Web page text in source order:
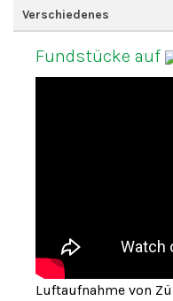
Verschiedenes
Fundstücke auf
Luftaufnahme von